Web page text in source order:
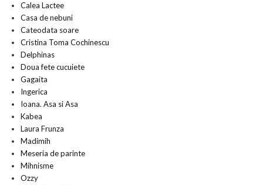
Calea Lactee
Casa de nebuni
Cateodata soare
Cristina Toma Cochinescu
Delphinas
Doua fete cucuiete
Gagaita
Ingerica
Ioana. Asa si Asa
Kabea
Laura Frunza
Madimih
Meseria de parinte
Mihnisme
Ozzy